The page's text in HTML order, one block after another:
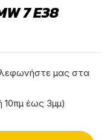
7 E38
μας στα
10πμ έως 3μμ)